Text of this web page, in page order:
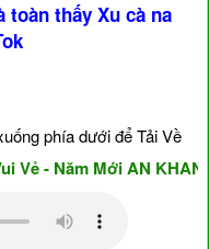
thấy Xu cà na
phía dưới để Tải Về
- Năm Mới AN KHANG &